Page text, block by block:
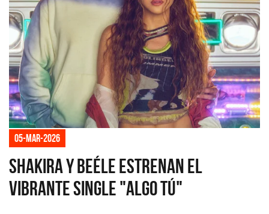
05-mar-2026
Shakira y Beéle estrenan el
vibrante single "Algo tú"